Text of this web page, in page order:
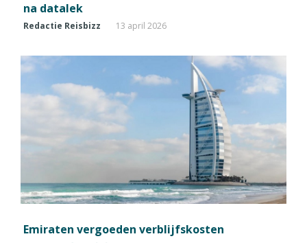
na datalek
Redactie Reisbizz 13 april 2026
Emiraten vergoeden verblijfskosten